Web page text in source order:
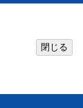
閉じる